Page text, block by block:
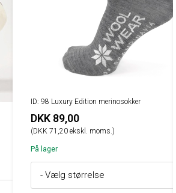
ID: 98 Luxury Edition merinosokker
DKK 89,00
(DKK 71,20 ekskl. moms.)
På lager